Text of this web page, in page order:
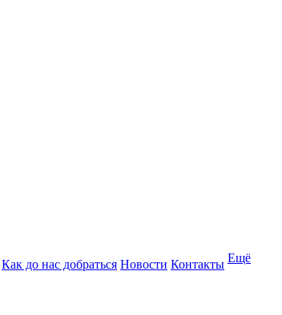
Как до нас добраться Новости Контакты Ещё